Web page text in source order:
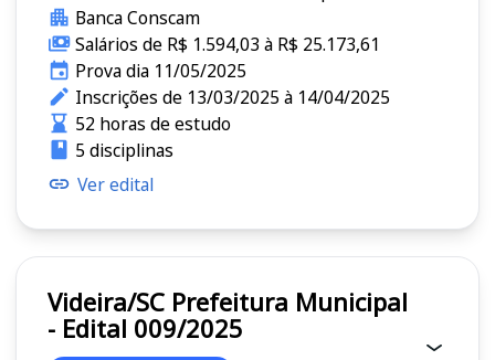
Banca Conscam
Salários de R$ 1.594,03 à R$ 25.173,61
Prova dia 11/05/2025
Inscrições de 13/03/2025 à 14/04/2025
52 horas de estudo
5 disciplinas
Ver edital
Videira/SC Prefeitura Municipal
- Edital 009/2025